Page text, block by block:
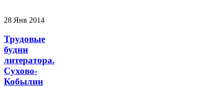
28 Янв 2014
Трудовые
будни
литератора.
Сухово-
Кобылин